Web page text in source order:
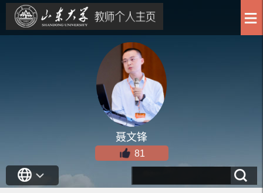
聂文锋
81